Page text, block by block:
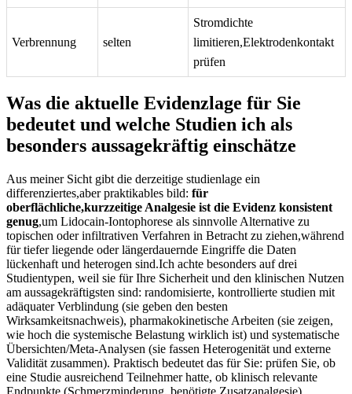
Verbrennung selten
Stromdichte
limitieren,Elektrodenkontakt
⁤prüfen
Was‍ die aktuelle Evidenzlage​ für‍ Sie
bedeutet und welche Studien ich ⁢als
besonders aussagekräftig einschätze
Aus ​meiner Sicht gibt die derzeitige studienlage ein‍
differenziertes,aber ⁢praktikables bild: für
oberflächliche,kurzzeitige Analgesie ist die Evidenz⁤ konsistent
genug,um Lidocain‑Iontophorese ⁤als sinnvolle Alternative zu
topischen oder infiltrativen Verfahren in Betracht ​zu⁣ ziehen,während
für ⁢tiefer liegende oder längerdauernde Eingriffe die Daten‌
lückenhaft und heterogen sind.Ich achte besonders auf drei
⁢Studientypen, weil sie für Ihre Sicherheit und den klinischen Nutzen
am aussagekräftigsten‌ sind:⁢ randomisierte, kontrollierte studien mit
adäquater⁣ Verblindung (sie geben den besten
Wirksamkeitsnachweis), pharmakokinetische Arbeiten ​(sie zeigen,
wie ⁣hoch die systemische Belastung wirklich ist) und⁤ systematische
Übersichten/Meta‑Analysen (sie fassen Heterogenität und externe
‌Validität zusammen). Praktisch bedeutet das für Sie: prüfen​ Sie, ob
eine Studie ausreichend Teilnehmer hatte, ob ⁣klinisch relevante
Endpunkte ⁤(Schmerzminderung,‍ benötigte Zusatzanalgesie)